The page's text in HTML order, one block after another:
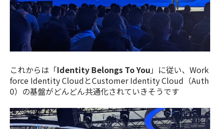
これからは「Identity Belongs To You」に従い、Work
force Identity CloudとCustomer Identity Cloud（Auth
0）の基盤がどんどん共通化されていきそうです